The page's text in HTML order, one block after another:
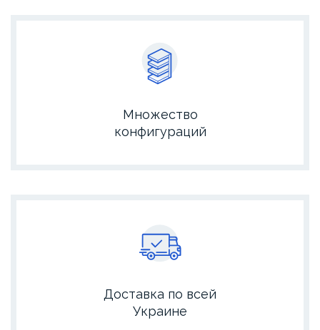
Множество
конфигураций
Доставка по всей
Украине